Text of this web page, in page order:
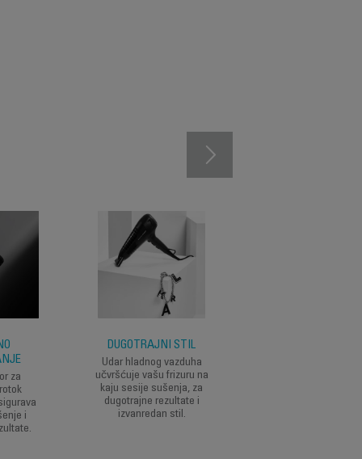
za
i
DUGOTRAJNI STIL
Udar hladnog vazduha
učvršćuje vašu frizuru na
kaju sesije sušenja, za
dugotrajne rezultate i
izvanredan stil.